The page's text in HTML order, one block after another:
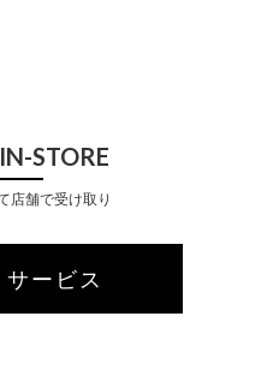
STORE
店舗で受け取り
ービス